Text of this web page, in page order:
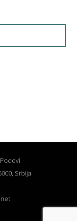
Srbija